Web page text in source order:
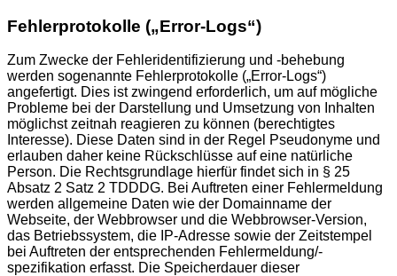
Fehlerprotokolle („Error-Logs“)
Zum Zwecke der Fehleridentifizierung und -behebung
werden sogenannte Fehlerprotokolle („Error-Logs“)
angefertigt. Dies ist zwingend erforderlich, um auf mögliche
Probleme bei der Darstellung und Umsetzung von Inhalten
möglichst zeitnah reagieren zu können (berechtigtes
Interesse). Diese Daten sind in der Regel Pseudonyme und
erlauben daher keine Rückschlüsse auf eine natürliche
Person. Die Rechtsgrundlage hierfür findet sich in § 25
Absatz 2 Satz 2 TDDDG. Bei Auftreten einer Fehlermeldung
werden allgemeine Daten wie der Domainname der
Webseite, der Webbrowser und die Webbrowser-Version,
das Betriebssystem, die IP-Adresse sowie der Zeitstempel
bei Auftreten der entsprechenden Fehlermeldung/-
spezifikation erfasst. Die Speicherdauer dieser